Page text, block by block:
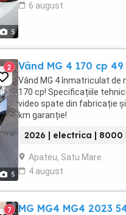
5
6 august
5
2 Vând MG 4 170 cp 49
Vând MG 4 înmatriculat de
170 cp! Specificațiile
video spate din fabricație
km garanție!
2026 | electrica | 8000
Apateu, Satu Mare
4 august
7 MG MG4 MG4 2023